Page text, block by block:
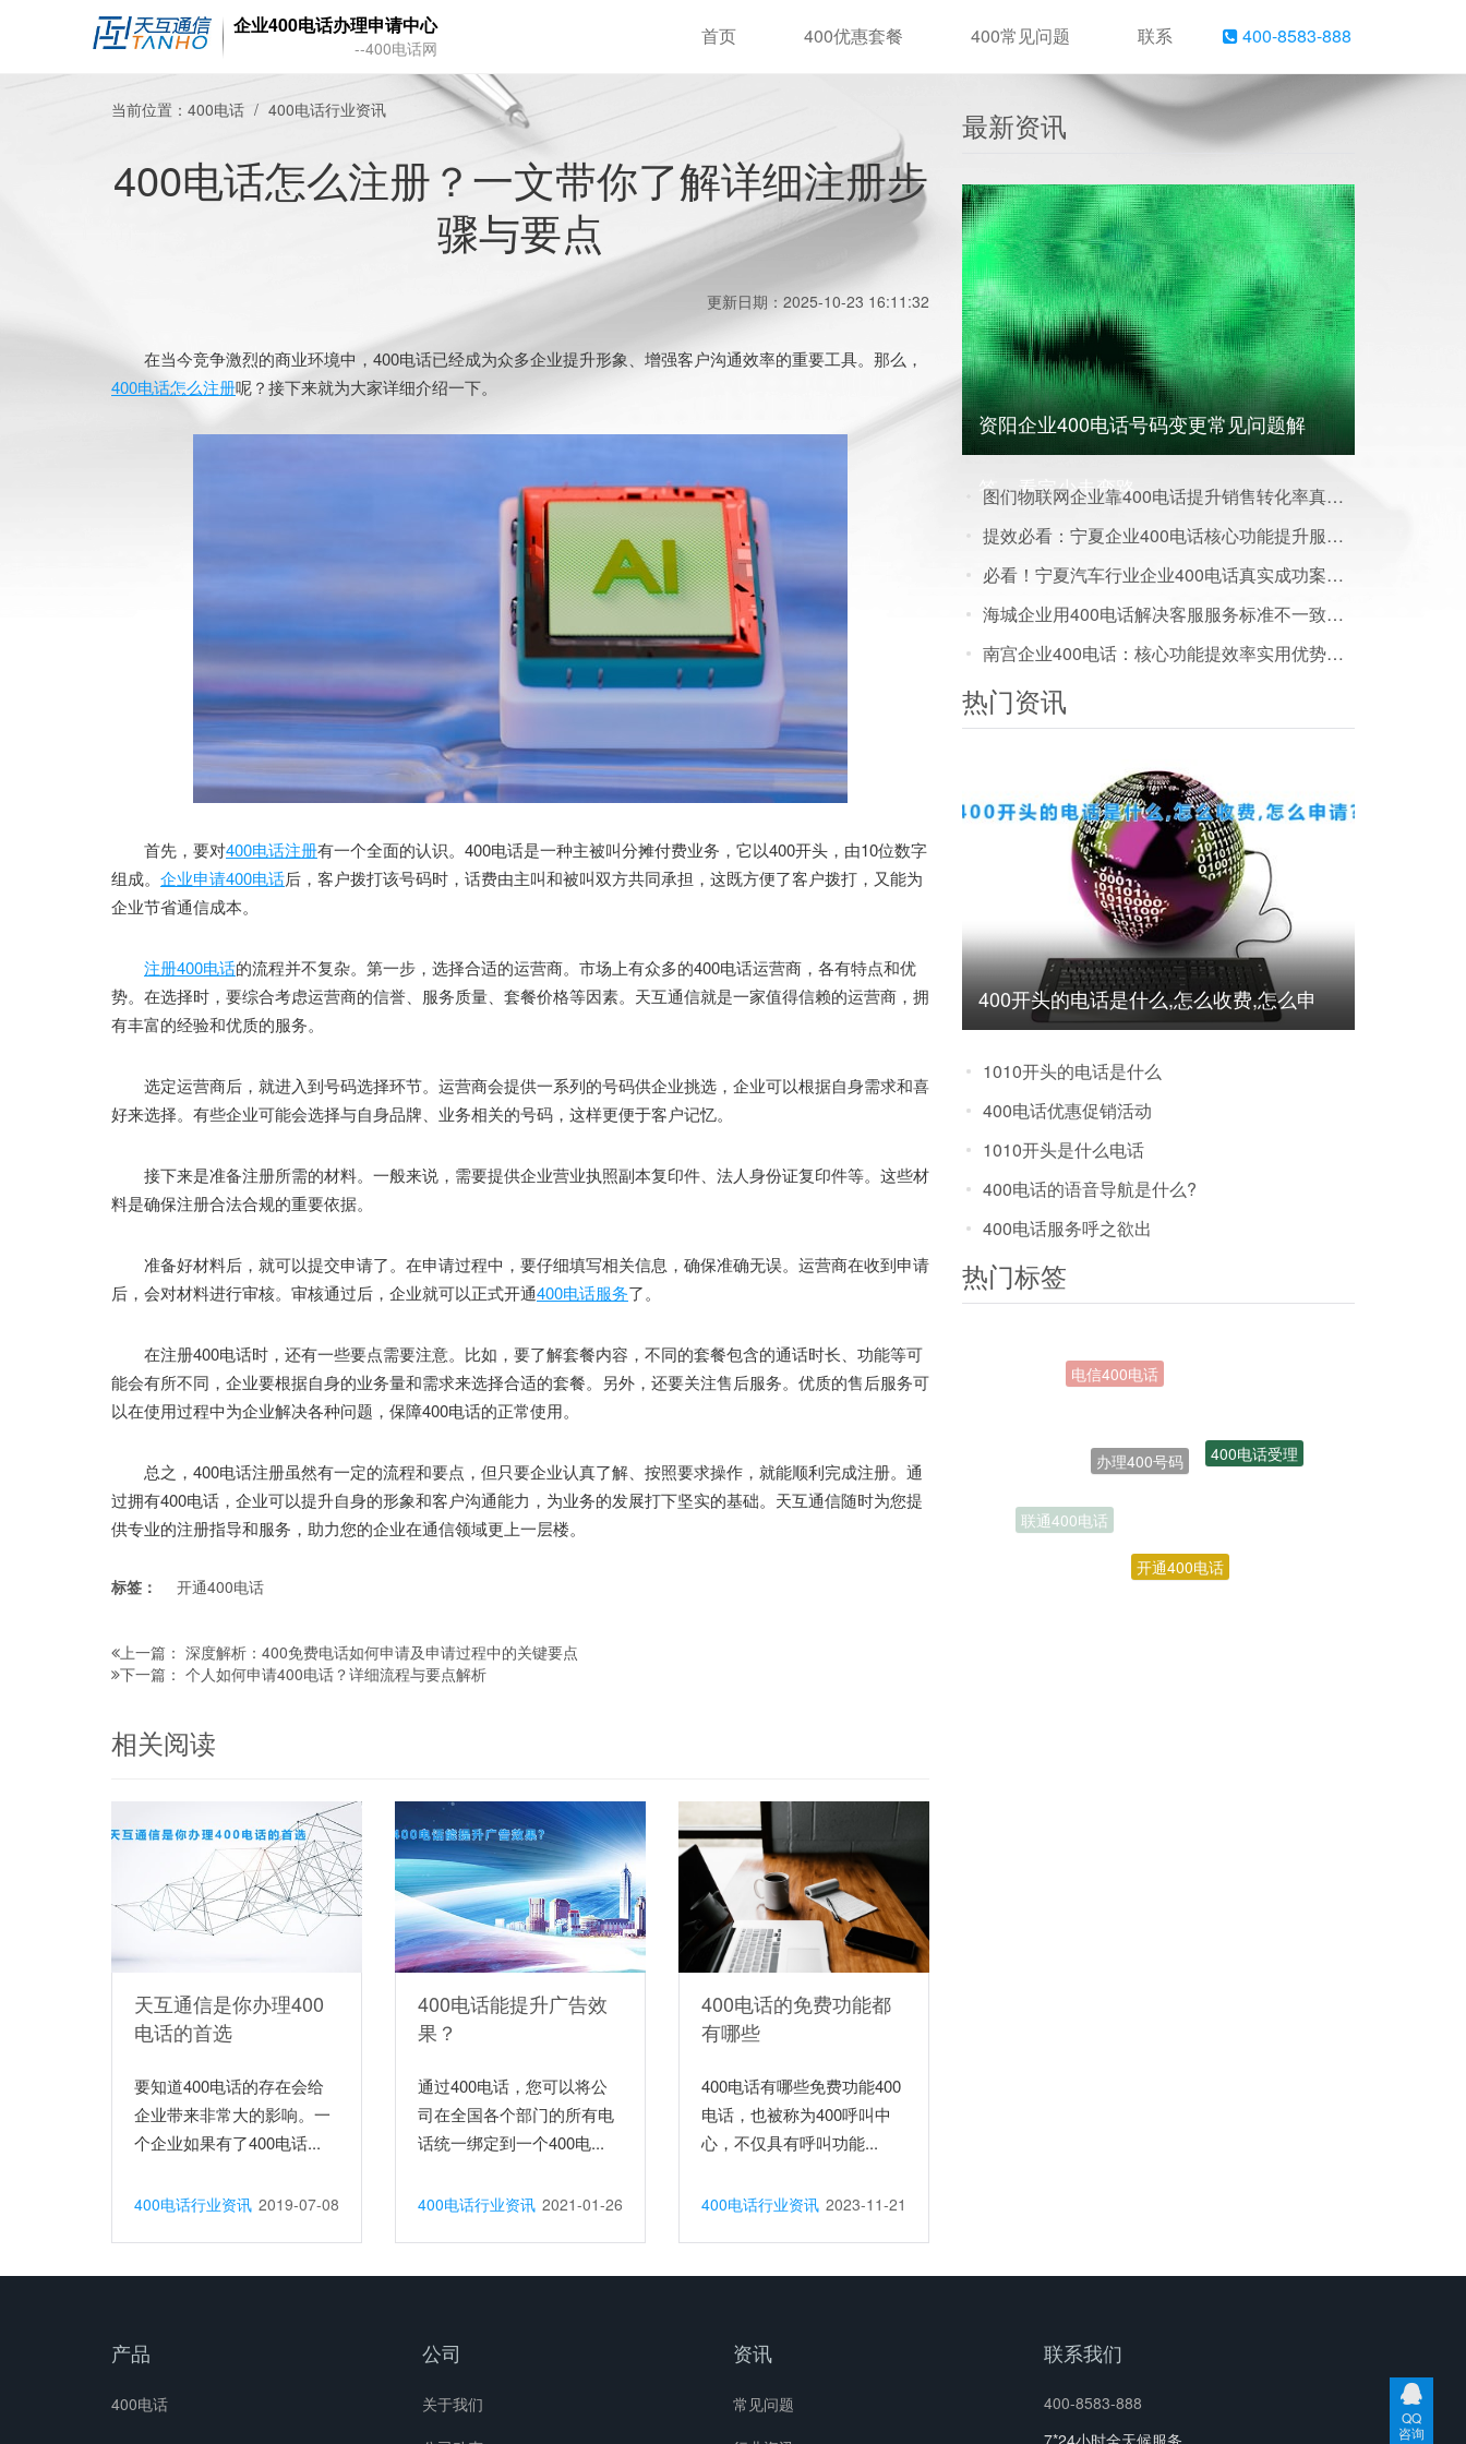
企业400电话办理申请中心
--400电话网 首页 400优惠套餐 400常见问题 联系 400-8583-888
当前位置： 400电话 400电话行业资讯
400电话怎么注册？一文带你了解详细注册步
骤与要点
更新日期：2025-10-23 16:11:32
在当今竞争激烈的商业环境中，400电话已经成为众多企业提升形象、增强客户沟通效率的重要工具。那么，
400电话怎么注册呢？接下来就为大家详细介绍一下。
首先，要对400电话注册有一个全面的认识。400电话是一种主被叫分摊付费业务，它以400开头，由10位数字
组成。 企业申请400电话后，客户拨打该号码时，话费由主叫和被叫双方共同承担，这既方便了客户拨打，又能为
企业节省通信成本。
注册400电话的流程并不复杂。第一步，选择合适的运营商。市场上有众多的400电话运营商，各有特点和优
势。在选择时，要综合考虑运营商的信誉、服务质量、套餐价格等因素。天互通信就是一家值得信赖的运营商，拥
有丰富的经验和优质的服务。
选定运营商后，就进入到号码选择环节。运营商会提供一系列的号码供企业挑选，企业可以根据自身需求和喜
好来选择。有些企业可能会选择与自身品牌、业务相关的号码，这样更便于客户记忆。
接下来是准备注册所需的材料。一般来说，需要提供企业营业执照副本复印件、法人身份证复印件等。这些材
料是确保注册合法合规的重要依据。
准备好材料后，就可以提交申请了。在申请过程中，要仔细填写相关信息，确保准确无误。运营商在收到申请
后，会对材料进行审核。审核通过后，企业就可以正式开通400电话服务了。
在注册400电话时，还有一些要点需要注意。比如，要了解套餐内容，不同的套餐包含的通话时长、功能等可
能会有所不同，企业要根据自身的业务量和需求来选择合适的套餐。另外，还要关注售后服务。优质的售后服务可
以在使用过程中为企业解决各种问题，保障400电话的正常使用。
总之，400电话注册虽然有一定的流程和要点，但只要企业认真了解、按照要求操作，就能顺利完成注册。通
过拥有400电话，企业可以提升自身的形象和客户沟通能力，为业务的发展打下坚实的基础。天互通信随时为您提
供专业的注册指导和服务，助力您的企业在通信领域更上一层楼。
标签： 开通400电话
上一篇： 深度解析：400免费电话如何申请及申请过程中的关键要点
下一篇： 个人如何申请400电话？详细流程与要点解析
相关阅读
天互通信是你办理400
电话的首选
要知道400电话的存在会给
企业带来非常大的影响。一
个企业如果有了400电话...
400电话行业资讯 2019-07-08
400电话能提升广告效
果？
通过400电话，您可以将公
司在全国各个部门的所有电
话统一绑定到一个400电...
400电话行业资讯 2021-01-26
400电话的免费功能都
有哪些
400电话有哪些免费功能400
电话，也被称为400呼叫中
心，不仅具有呼叫功能...
400电话行业资讯 2023-11-21
最新资讯
资阳企业400电话号码变更常见问题解
答，看完少走弯路
图们物联网企业靠400电话提升销售转化率真实案例
提效必看：宁夏企业400电话核心功能提升服务效率优势解析
必看！宁夏汽车行业企业400电话真实成功案例及效果数据
海城企业用400电话解决客服服务标准不一致难题
南宫企业400电话：核心功能提效率实用优势一文说清
热门资讯
400开头的电话是什么,怎么收费,怎么申
请?
1010开头的电话是什么
400电话优惠促销活动
1010开头是什么电话
400电话的语音导航是什么?
400电话服务呼之欲出
热门标签
开通400电话
联通400电话
400电话受理
产品
400电话
公司
关于我们
资讯
常见问题
联系我们
400-8583-888
7*24小时全天候服务
QQ
咨询